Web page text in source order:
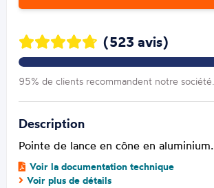
(523 avis)
95% de clients recommandent notre société.
Description
Pointe de lance en cône en aluminium.
Voir la documentation technique
Voir plus de détails